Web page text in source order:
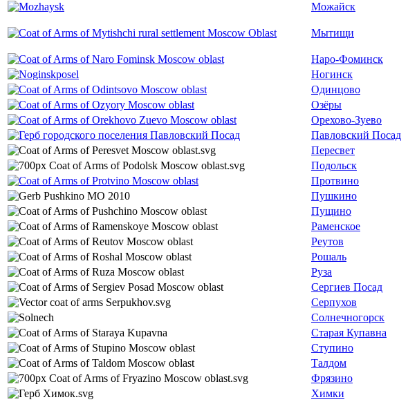
Можайск
Мытищи
Наро-Фоминск
Ногинск
Одинцово
Озёры
Орехово-Зуево
Павловский Посад
Пересвет
Подольск
Протвино
Пушкино
Пущино
Раменское
Реутов
Рошаль
Руза
Сергиев Посад
Серпухов
Солнечногорск
Старая Купавна
Ступино
Талдом
Фрязино
Химки